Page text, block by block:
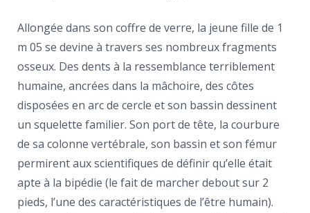
Allongée dans son coffre de verre, la jeune fille de 1
m 05 se devine à travers ses nombreux fragments
osseux. Des dents à la ressemblance terriblement
humaine, ancrées dans la mâchoire, des côtes
disposées en arc de cercle et son bassin dessinent
un squelette familier. Son port de tête, la courbure
de sa colonne vertébrale, son bassin et son fémur
permirent aux scientifiques de définir qu’elle était
apte à la bipédie (le fait de marcher debout sur 2
pieds, l’une des caractéristiques de l’être humain).